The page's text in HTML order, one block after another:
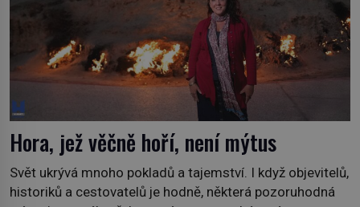
Hora, jež věčně hoří, není mýtus
Svět ukrývá mnoho pokladů a tajemství. I když objevitelů,
historiků a cestovatelů je hodně, některá pozoruhodná